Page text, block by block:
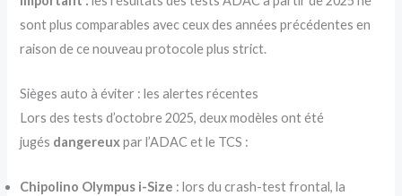
sont plus comparables avec ceux des années précédentes en
raison de ce nouveau protocole plus strict.
Sièges auto à éviter : les alertes récentes
Lors des tests d’octobre 2025, deux modèles ont été
jugés dangereuxpar l’ADAC et le TCS :
Chipolino Olympus i-Size : lors du crash-test frontal, la